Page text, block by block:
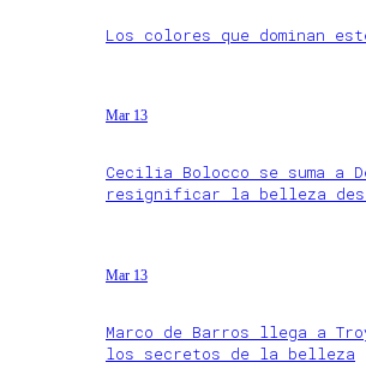
Los colores que dominan
Mar 13
Cecilia Bolocco se suma a
resignificar la belleza
Mar 13
Marco de Barros llega a
los secretos de la belleza